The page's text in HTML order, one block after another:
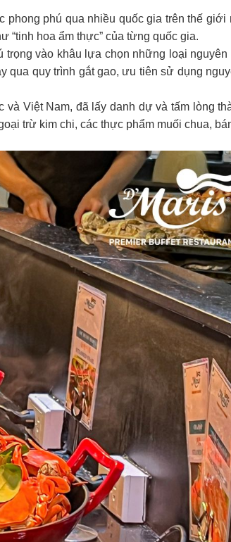
phú qua nhiều quốc gia trên thế
hoa ẩm thực” của từng quốc gia.
trọng vào khâu lựa chọn những loại
quy trình gắt gao, ưu tiên sử dụng
Việt Nam, đã lấy danh dự và tấm lòng
trừ kim chi, các thực phẩm muối chua,